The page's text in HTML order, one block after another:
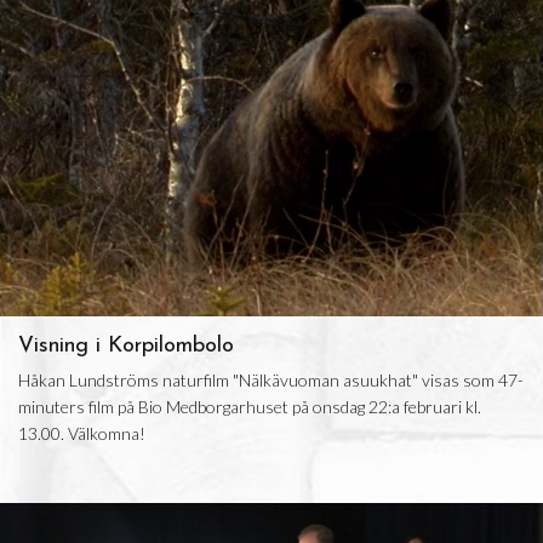
Visning i Korpilombolo
Håkan Lundströms naturfilm "Nälkävuoman asuukhat" visas som 47-
minuters film på Bio Medborgarhuset på onsdag 22:a februari kl.
13.00. Välkomna!